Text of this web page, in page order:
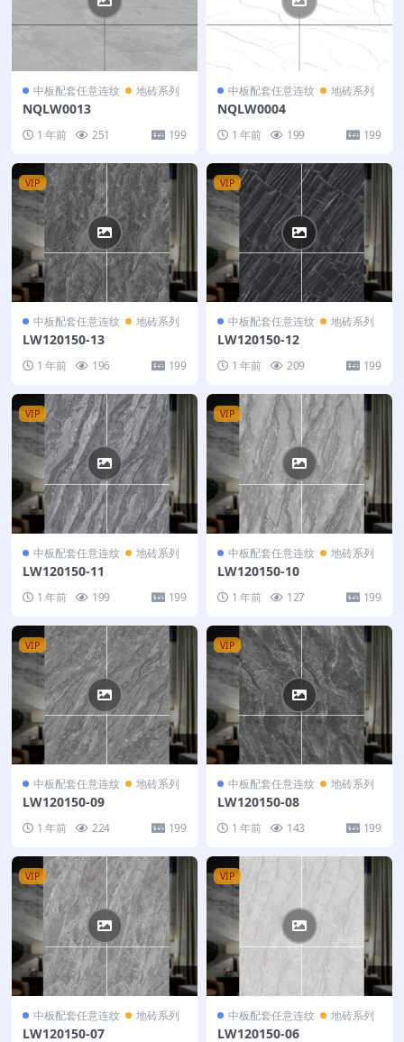
中板配套任意连纹 地砖系列
NQLW0013
1 年前 251 199
中板配套任意连纹 地砖系列
NQLW0004
1 年前 199 199
VIP
中板配套任意连纹 地砖系列
LW120150-13
1 年前 196 199
VIP
中板配套任意连纹 地砖系列
LW120150-12
1 年前 209 199
VIP
中板配套任意连纹 地砖系列
LW120150-11
1 年前 199 199
VIP
中板配套任意连纹 地砖系列
LW120150-10
1 年前 127 199
VIP
中板配套任意连纹 地砖系列
LW120150-09
1 年前 224 199
VIP
中板配套任意连纹 地砖系列
LW120150-08
1 年前 143 199
VIP
中板配套任意连纹 地砖系列
LW120150-07
VIP
中板配套任意连纹 地砖系列
LW120150-06